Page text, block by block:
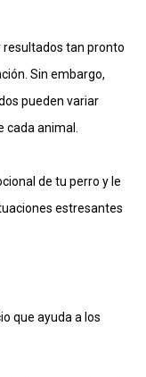
resultados tan pronto
Sin embargo,
pueden variar
animal.
de tu perro y le
estresantes
que ayuda a los